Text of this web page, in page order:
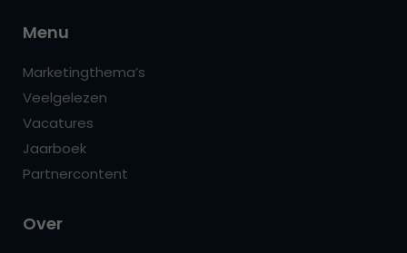
Menu
Marketingthema’s
Veelgelezen
Vacatures
Jaarboek
Partnercontent
Over